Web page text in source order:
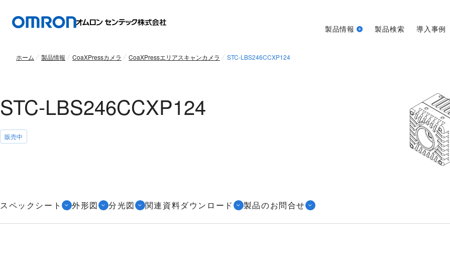
製品情報 製品検索 導入事例
ホーム 製品情報 CoaXPressカメラ CoaXPressエリアスキャンカメラ STC-LBS246CCXP124
STC-LBS246CCXP124
販売中
スペックシート 外形図 分光図 関連資料ダウンロード 製品のお問合せ